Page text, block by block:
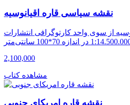
نقشه سیاسی قاره اقیانوسیه
از سوی واحد کارتوگرافی انتشارات
2,100,000
مشاهده کتاب
نقشه قاره امریکای جنوبی